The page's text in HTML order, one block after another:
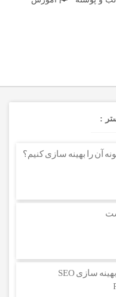
:
آن را بهینه سازی کنیم؟
دانلود نرم افزار سئو و بهینه سازی SEO